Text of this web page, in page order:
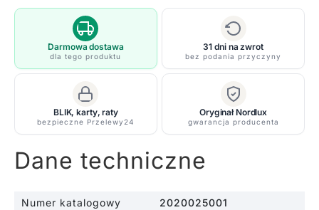
Darmowa dostawa
dla tego produktu
31 dni na zwrot
bez podania przyczyny
BLIK, karty, raty
bezpieczne Przelewy24
Oryginał Nordlux
gwarancja producenta
Dane techniczne
Numer katalogowy
2020025001